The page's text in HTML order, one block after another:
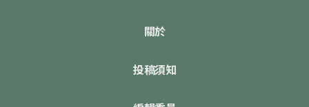
關於
投稿須知